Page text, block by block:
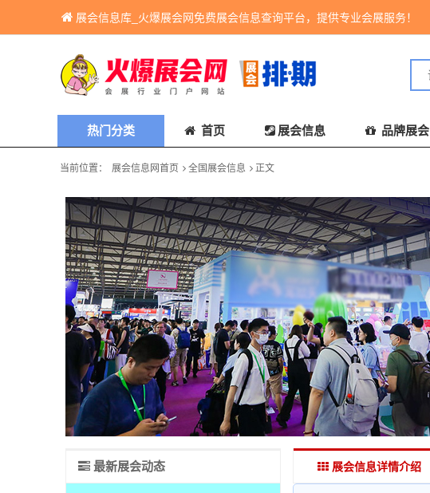
展会信息库_火爆展会网免费展会信息查询平台，提供专业会展服务！
热门分类 首页 展会信息 品牌展会
当前位置： 展会信息网首页 全国展会信息 正文
展会信息详情介绍
最新展会动态